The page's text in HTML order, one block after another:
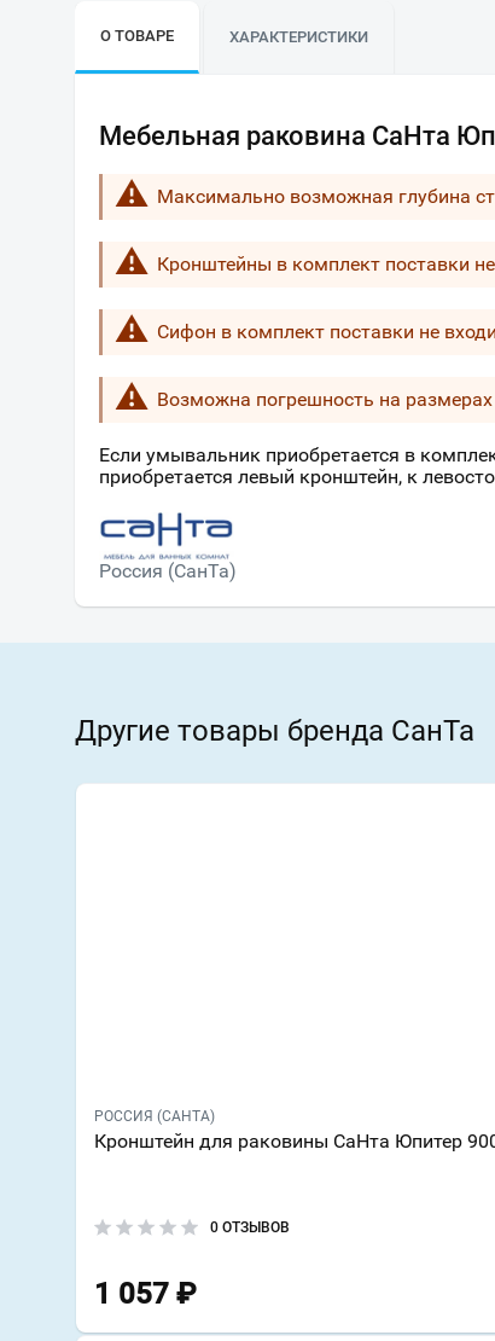
О ТОВАРЕ ХАРАКТЕРИСТИКИ
Мебельная раковина СаНта
Максимально возможная глубина
Кронштейны в комплект поставки
Сифон в комплект поставки не
Возможна погрешность на
Если умывальник приобретается в
приобретается левый кронштейн, к
Россия (СанТа)
Другие товары бренда СанТа
РОССИЯ (САНТА)
Кронштейн для раковины СаНта Юпитер
0 ОТЗЫВОВ
1 057 ₽